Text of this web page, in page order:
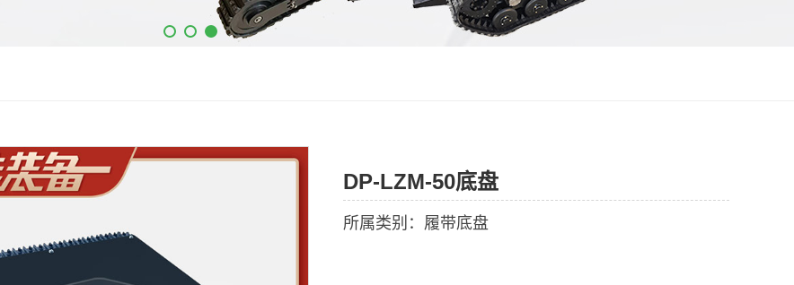
DP-LZM-50底盘
所属类别：履带底盘